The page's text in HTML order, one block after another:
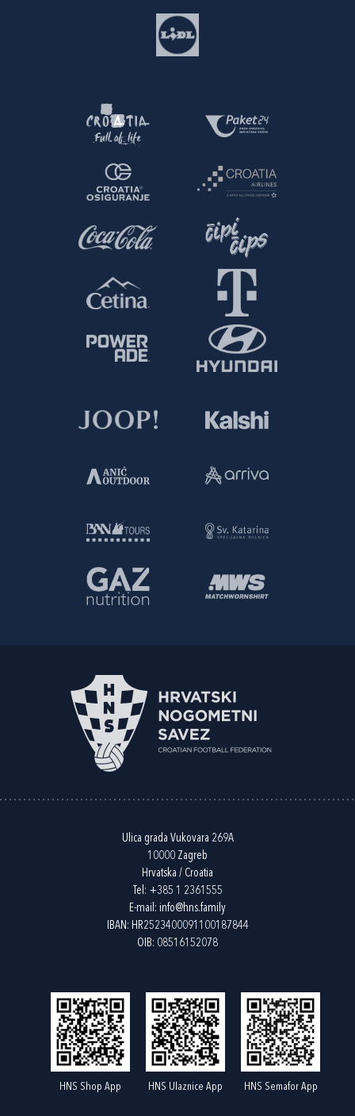
Ulica grada Vukovara 269A
10000 Zagreb
Hrvatska / Croatia
Tel: +385 1 2361555
E-mail: info@hns.family
IBAN: HR2523400091100187844
OIB: 08516152078
HNS Shop App HNS Ulaznice App HNS Semafor App